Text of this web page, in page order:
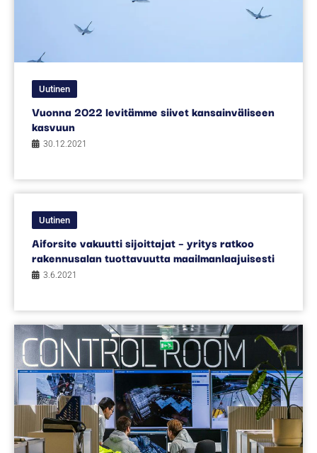
Uutinen
Vuonna 2022 levitämme siivet kansainväliseen
kasvuun
30.12.2021
Uutinen
Aiforsite vakuutti sijoittajat – yritys ratkoo
rakennusalan tuottavuutta maailmanlaajuisesti
3.6.2021